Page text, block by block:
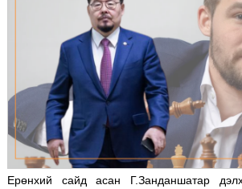
Ерөнхий сайд асан Г.Занданшатар